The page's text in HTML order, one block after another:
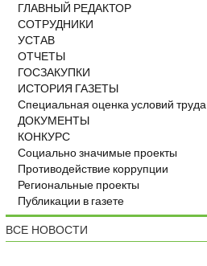
ГЛАВНЫЙ РЕДАКТОР
СОТРУДНИКИ
УСТАВ
ОТЧЕТЫ
ГОСЗАКУПКИ
ИСТОРИЯ ГАЗЕТЫ
Специальная оценка условий труда
ДОКУМЕНТЫ
КОНКУРС
Социально значимые проекты
Противодействие коррупции
Региональные проекты
Публикации в газете
ВСЕ НОВОСТИ